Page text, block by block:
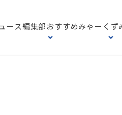
ース編集部おすすめみゃーくず